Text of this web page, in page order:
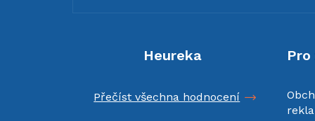
Heureka
Přečíst všechna hodnocení